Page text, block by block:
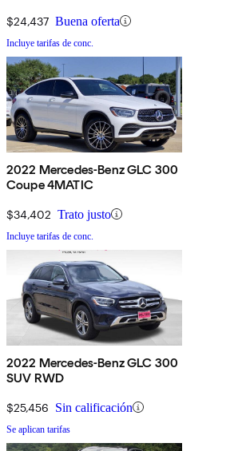
$24,437 Buena oferta
Incluye tarifas de conc.
2022 Mercedes-Benz GLC 300
Coupe 4MATIC
$34,402 Trato justo
Incluye tarifas de conc.
2022 Mercedes-Benz GLC 300
SUV RWD
$25,456 Sin calificación
Se aplican tarifas